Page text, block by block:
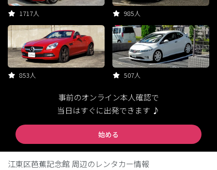
1717人 985人
853人 507人
事前のオンライン本人確認で
当日はすぐに出発できます ♪
始める
江東区芭蕉記念館 周辺のレンタカー情報